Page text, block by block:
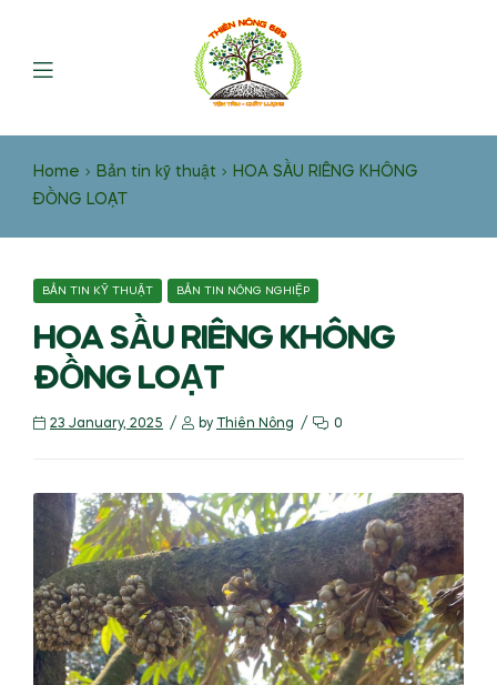
Home Bản tin kỹ thuật
HOA SẦU RIÊNG KHÔNG
ĐỒNG LOẠT
BẢN TIN KỸ THUẬT BẢN TIN NÔNG NGHIỆP
HOA SẦU RIÊNG KHÔNG
ĐỒNG LOẠT
23 January, 2025 by Thiên Nông 0